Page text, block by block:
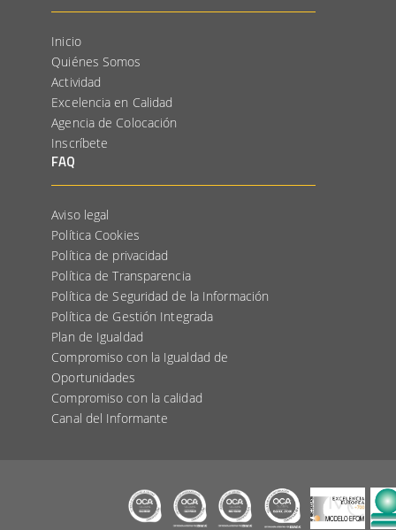
Inicio
Quiénes Somos
Actividad
Excelencia en Calidad
Agencia de Colocación
Inscríbete
FAQ
Aviso legal
Política Cookies
Política de privacidad
Política de Transparencia
Política de Seguridad de la Información
Política de Gestión Integrada
Plan de Igualdad
Compromiso con la Igualdad de
Oportunidades
Compromiso con la calidad
Canal del Informante